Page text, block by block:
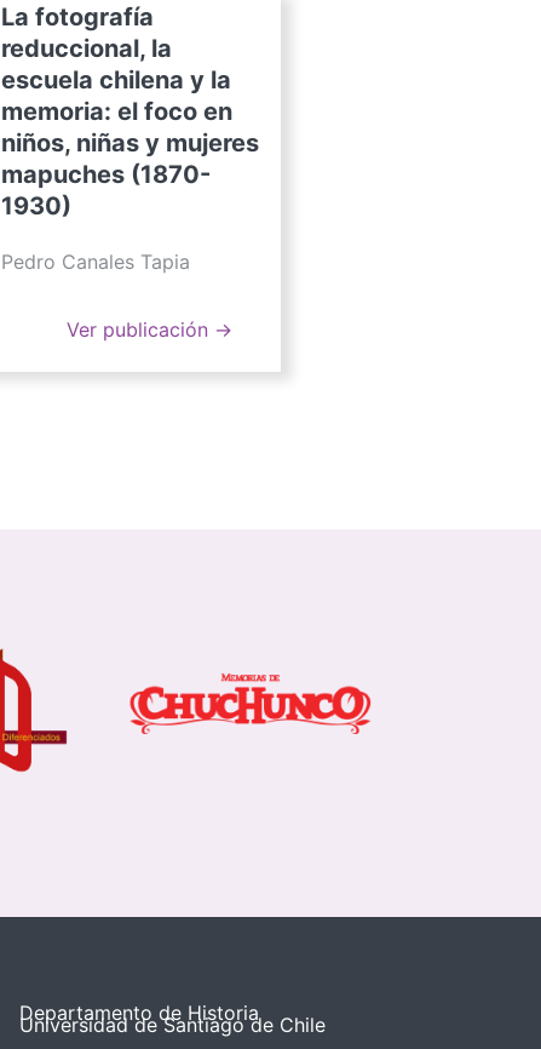
La fotografía
reduccional, la
escuela chilena y la
memoria: el foco en
niños, niñas y mujeres
mapuches (1870-
1930)
Pedro Canales Tapia
Ver publicación →
Departamento de Historia
Universidad de Santiago de Chile